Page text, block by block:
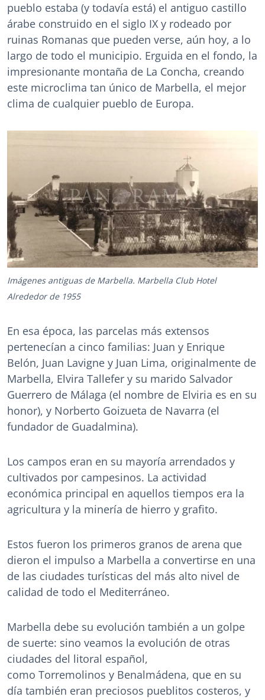
pueblo estaba (y todavía está) el antiguo castillo
árabe construido en el siglo IX y rodeado por
ruinas Romanas que pueden verse, aún hoy, a lo
largo de todo el municipio. Erguida en el fondo, la
impresionante montaña de La Concha, creando
este microclima tan único de Marbella, el mejor
clima de cualquier pueblo de Europa.
Imágenes antiguas de Marbella. Marbella Club Hotel
Alrededor de 1955
En esa época, las parcelas más extensos
pertenecían a cinco familias: Juan y Enrique
Belón, Juan Lavigne y Juan Lima, originalmente de
Marbella, Elvira Tallefer y su marido Salvador
Guerrero de Málaga (el nombre de Elviria es en su
honor), y Norberto Goizueta de Navarra (el
fundador de Guadalmina).
Los campos eran en su mayoría arrendados y
cultivados por campesinos. La actividad
económica principal en aquellos tiempos era la
agricultura y la minería de hierro y grafito.
Estos fueron los primeros granos de arena que
dieron el impulso a Marbella a convertirse en una
de las ciudades turísticas del más alto nivel de
calidad de todo el Mediterráneo.
Marbella debe su evolución también a un golpe
de suerte: sino veamos la evolución de otras
ciudades del litoral español,
como Torremolinos y Benalmádena, que en su
día también eran preciosos pueblitos costeros, y